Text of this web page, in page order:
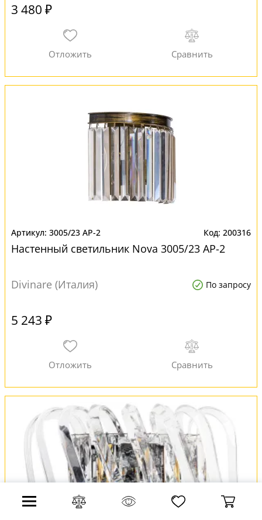
3 480 ₽
3005/23 AP-2 200316
Настенный светильник Nova 3005/23 AP-2
Divinare (Италия) По запросу
5 243 ₽